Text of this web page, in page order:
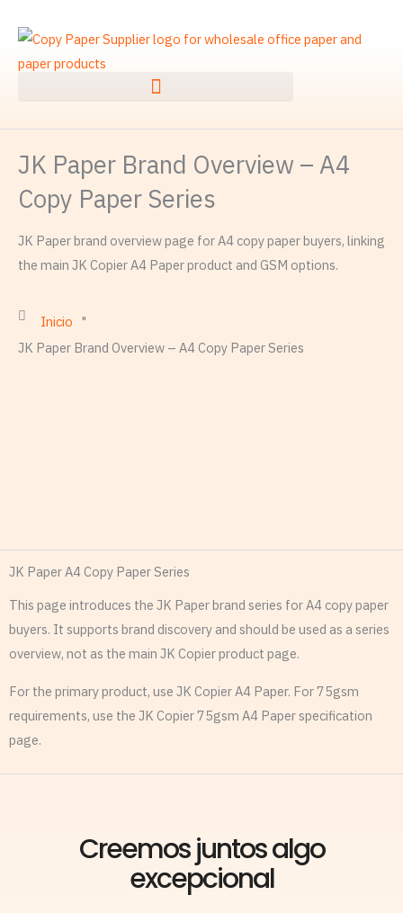
contenido
JK Paper Brand Overview – A4
Copy Paper Series
JK Paper brand overview page for A4 copy paper buyers, linking
the main JK Copier A4 Paper product and GSM options.
Inicio "
JK Paper Brand Overview – A4 Copy Paper Series
JK Paper A4 Copy Paper Series
This page introduces the JK Paper brand series for A4 copy paper
buyers. It supports brand discovery and should be used as a series
overview, not as the main JK Copier product page.
For the primary product, use JK Copier A4 Paper. For 75gsm
requirements, use the JK Copier 75gsm A4 Paper specification
page.
Creemos juntos algo
excepcional